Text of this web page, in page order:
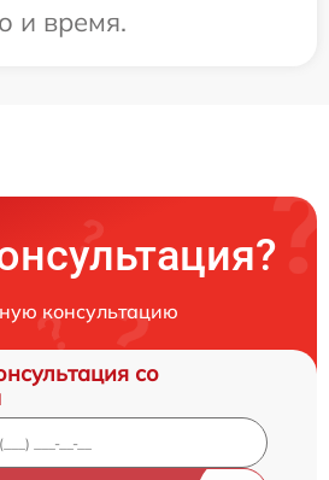
и время.
консультацию
со